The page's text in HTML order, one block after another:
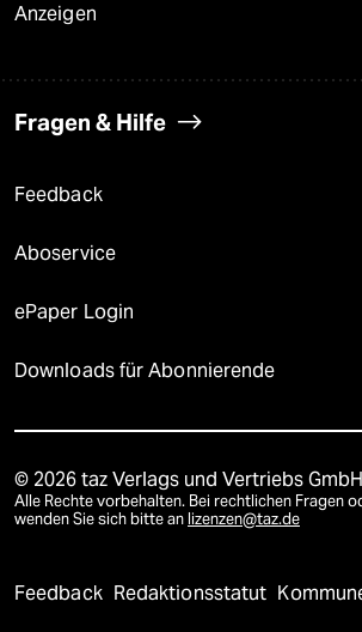
Anzeigen
Fragen & Hilfe
Feedback
Aboservice
ePaper Login
Downloads für Abonnierende
© 2026 taz Verlags und Vertriebs GmbH
Alle Rechte vorbehalten. Bei rechtlichen Fragen
wenden Sie sich bitte an lizenzen@taz.de
Feedback Redaktionsstatut